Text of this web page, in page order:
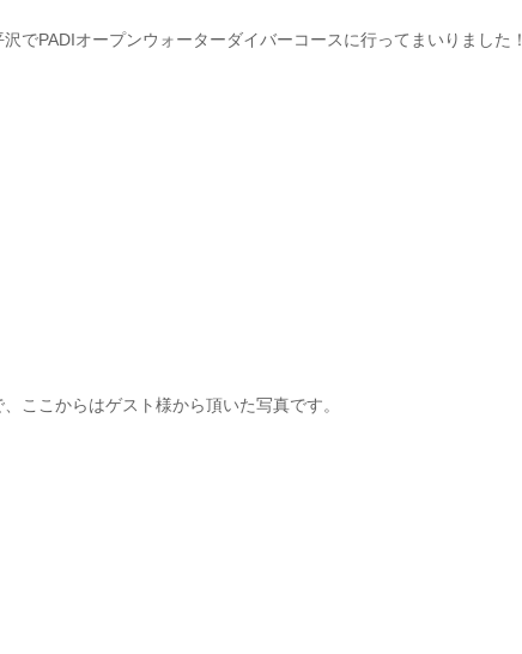
でPADIオープンウォーターダイバーコースに行ってまいりました！
ここからはゲスト様から頂いた写真です。